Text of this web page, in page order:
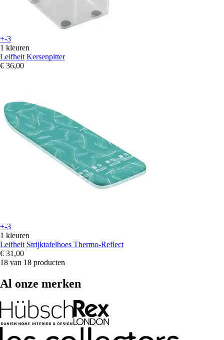
+-3
1 kleuren
Leifheit Kersenpitter
€ 36,00
+-3
1 kleuren
Leifheit Strijktafelhoes Thermo-Reflect
€ 31,00
18 van 18 producten
Al onze merken